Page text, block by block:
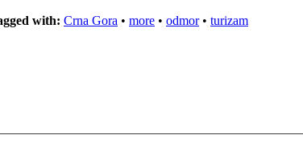
with: Crna Gora • more • odmor• turizam